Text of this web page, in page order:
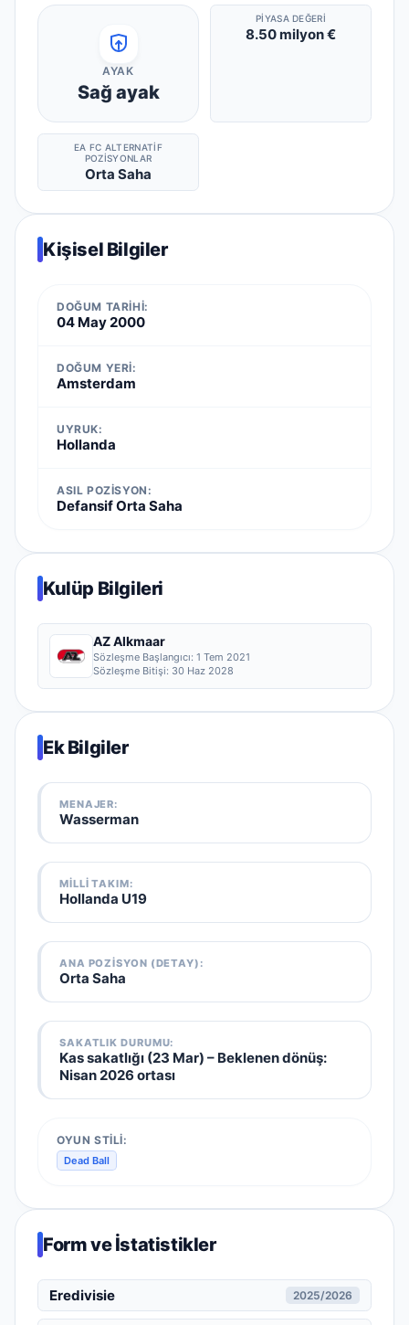
AYAK
Sağ ayak
PIYASA DEĞERI
8.50 milyon €
EA FC ALTERNATIF
POZISYONLAR
Orta Saha
Kişisel Bilgiler
DOĞUM TARIHI:
04 May 2000
DOĞUM YERI:
Amsterdam
UYRUK:
Hollanda
ASIL POZISYON:
Defansif Orta Saha
Kulüp Bilgileri
AZ Alkmaar
Sözleşme Başlangıcı: 1 Tem 2021
Sözleşme Bitişi: 30 Haz 2028
Ek Bilgiler
MENAJER:
Wasserman
MILLI TAKIM:
Hollanda U19
ANA POZISYON (DETAY):
Orta Saha
SAKATLIK DURUMU:
Kas sakatlığı (23 Mar) – Beklenen dönüş:
Nisan 2026 ortası
OYUN STILI:
Dead Ball
Form ve İstatistikler
Eredivisie 2025/2026